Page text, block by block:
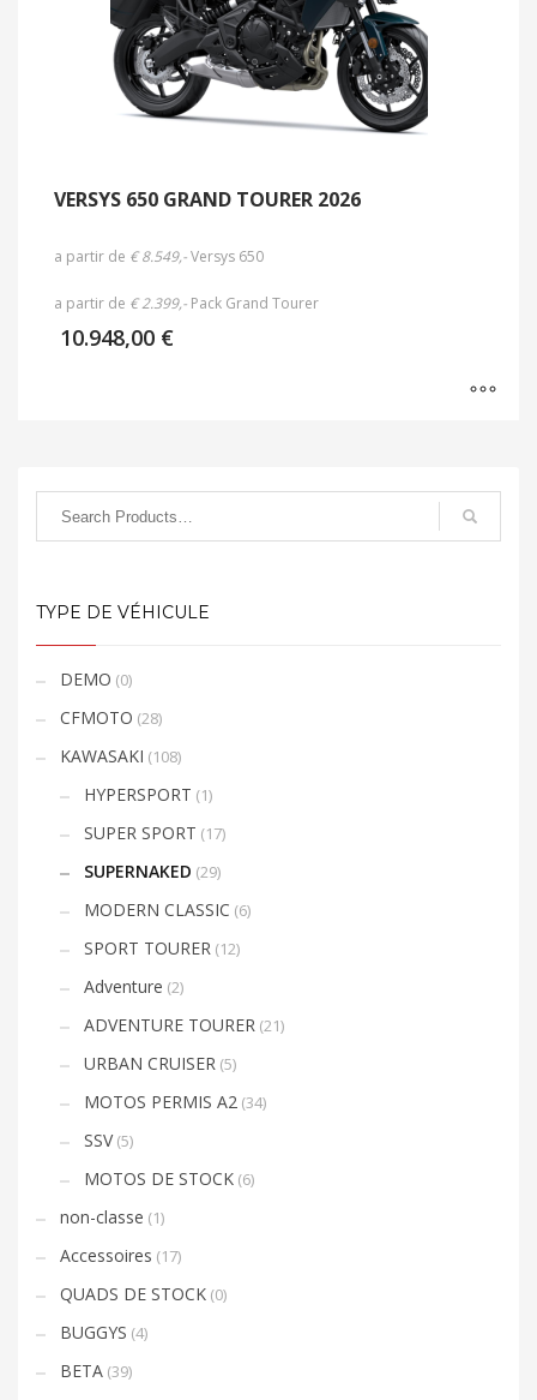
VERSYS 650 GRAND TOURER 2026
a partir de € 8.549,-Versys 650
a partir de € 2.399,- Pack Grand Tourer
10.948,00 €
TYPE DE VÉHICULE
DEMO (0)
CFMOTO (28)
KAWASAKI (108)
HYPERSPORT (1)
SUPER SPORT (17)
SUPERNAKED (29)
MODERN CLASSIC (6)
SPORT TOURER (12)
Adventure (2)
ADVENTURE TOURER (21)
URBAN CRUISER (5)
MOTOS PERMIS A2 (34)
SSV (5)
MOTOS DE STOCK (6)
non-classe (1)
Accessoires (17)
QUADS DE STOCK (0)
BUGGYS (4)
BETA (39)